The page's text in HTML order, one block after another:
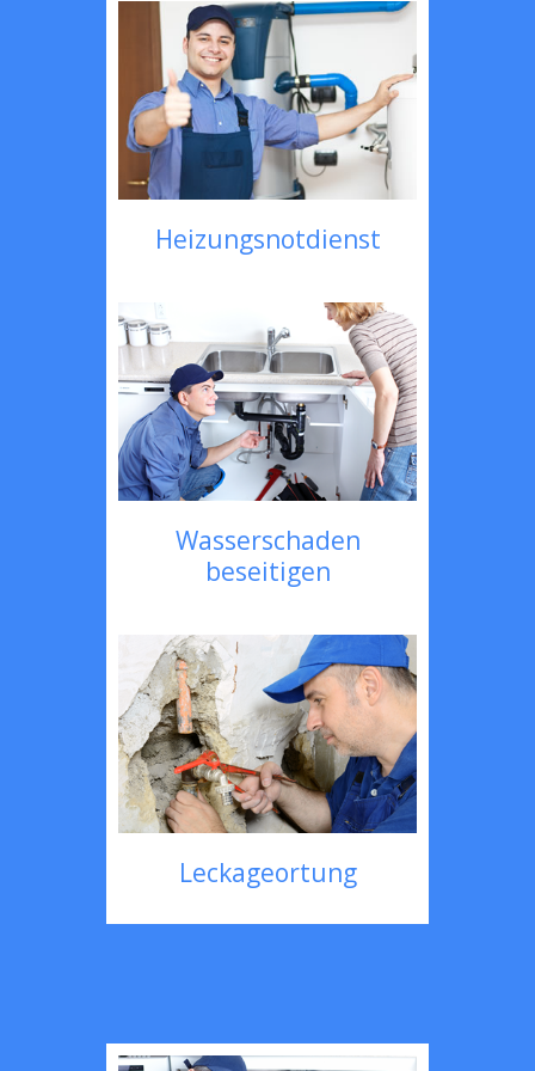
Heizungsnotdienst
Wasserschaden
beseitigen
Leckageortung